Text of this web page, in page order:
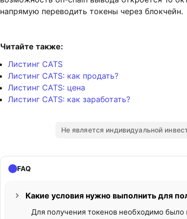
напрямую переводить токены через блокчейн.
Читайте также:
Листинг CATS
Листинг CATS: как продать?
Листинг CATS: цена
Листинг CATS: как заработать?
Не является индивидуальной
FAQ
Какие условия нужно выполнить для
Для получения токенов необходимо было